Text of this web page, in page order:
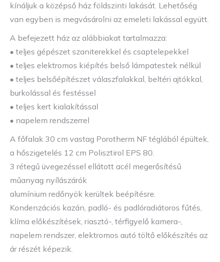
kínáljuk a középső ház földszinti lakását. Lehetőség
van egyben is megvásárolni az emeleti lakással együtt.
A befejezett ház az alábbiakat tartalmazza:
• teljes gépészet szaniterekkel és csaptelepekkel
• teljes elektromos kiépítés belső lámpatestek nélkül
• teljes belsőépítészet válaszfalakkal, beltéri ajtókkal,
burkolással és festéssel
• teljes kert kialakítással
• napelem rendszerrel
A főfalak 30 cm vastag Porotherm NF téglából épültek,
a hőszigetelés 12 cm Polisztirol EPS 80.
3 rétegű üvegezéssel ellátott acél megerősítésű
műanyag nyílászárók
alumínium redőnyök kerültek beépítésre.
Kondenzációs kazán, padló- és padlóradiátoros fűtés,
klíma előkészítések, riasztó-, térfigyelő kamera-,
napelem rendszer, elektromos autó töltő előkészítés az
ár részét képezik.